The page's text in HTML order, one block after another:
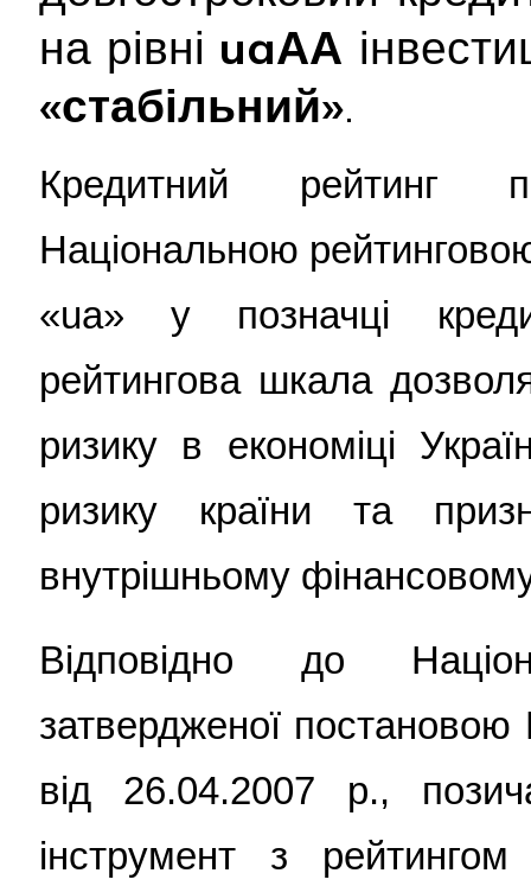
на рівні uaАА
«стабільний».
Кредитний рейтинг
Національною
«ua» у позначці
рейтингова шкала
ризику в економіці
ризику країни та
внутрішньому
Відповідно до
затвердженої постановою
від 26.04.2007 р.,
інструмент з